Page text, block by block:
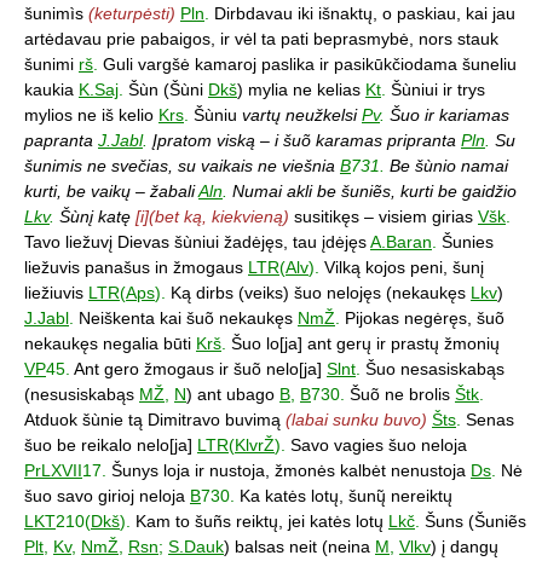
šunimìs (keturpėsti) Pln. Dirbdavau iki išnaktų, o paskiau, kai jau
artėdavau prie pabaigos, ir vėl ta pati beprasmybė, nors stauk
šunimi rš. Guli vargšė kamaroj paslika ir pasikūkčiodama šuneliu
kaukia K.Saj. Šùn (Šùni Dkš) mylia ne kelias Kt. Šùniui ir trys
mylios ne iš kelio Krs. Šùniu vartų neužkelsiPv. Šuo ir kariamas
papranta J.Jabl. Įpratom viską – i šuõ karamas pripranta Pln. Su
šunimis ne svečias, su vaikais ne viešnia B731. Be šùnio namai
kurti, be vaikų – žabaliAln. Numai akli be šuniẽs, kurti be gaidžio
Lkv. Šùnį katę [i](bet ką, kiekvieną) susitikęs – visiem girias Všk.
Tavo liežuvį Dievas šùniui žadėjęs, tau įdėjęsA.Baran. Šunies
liežuvis panašus in žmogaus LTR(Alv). Vilką kojos peni, šunį
liežiuvis LTR(Aps). Ką dirbs (veiks) šuo nelojęs (nekaukęs Lkv)
J.Jabl. Neiškenta kai šuõ nekaukęs NmŽ. Pijokas negėręs, šuõ
nekaukęs negalia būti Krš. Šuo lo[ja] ant gerų ir prastų žmonių
VP45. Ant gero žmogaus ir šuõ nelo[ja] Slnt. Šuo nesasiskabąs
(nesusiskabąs MŽ, N) ant ubago B, B730. Šuõ ne brolis Štk.
Atduok šùnie tą Dimitravo buvimą (labai sunku buvo) Šts. Senas
šuo be reikalo nelo[ja] LTR(KlvrŽ). Savo vagies šuo neloja
PrLXVII17. Šunys loja ir nustoja, žmonės kalbėt nenustoja Ds. Nė
šuo savo girioj neloja B730. Ka katės lotų, šunų̃ nereiktų
LKT210(Dkš). Kam to šuñs reiktų, jei katės lotų Lkč. Šuns (Šuniẽs
Plt, Kv, NmŽ, Rsn; S.Dauk) balsas neit (neina M, Vlkv) į dangų